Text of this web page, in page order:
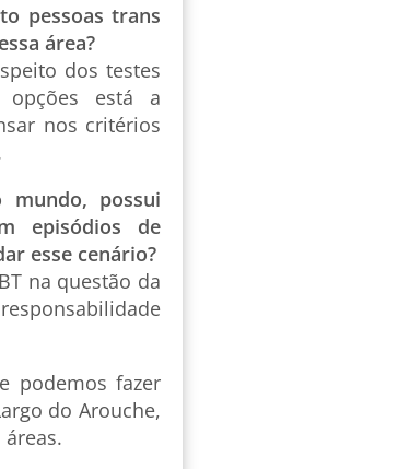
pessoas trans
área?
dos testes
opções está a
nos critérios
possui
episódios de
esse cenário?
na questão da
podemos fazer
do Arouche,